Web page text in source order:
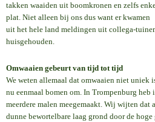
takken waaiden uit boomkronen en zelfs
plat. Niet alleen bij ons dus want er kwamen
uit het hele land meldingen uit collega-
huisgehouden.
Omwaaien gebeurt van tijd tot tijd
We weten allemaal dat omwaaien niet uniek
nu eenmaal bomen om. In Trompenburg
meerdere malen meegemaakt. Wij wijten dat
dunne bewortelbare laag grond door de